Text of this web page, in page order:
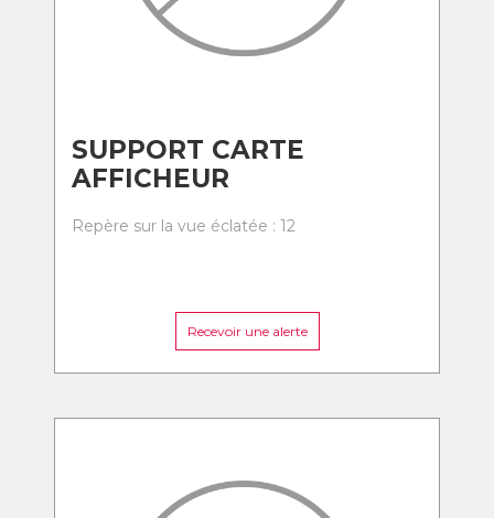
SUPPORT CARTE
AFFICHEUR
Repère sur la vue éclatée : 12
Recevoir une alerte